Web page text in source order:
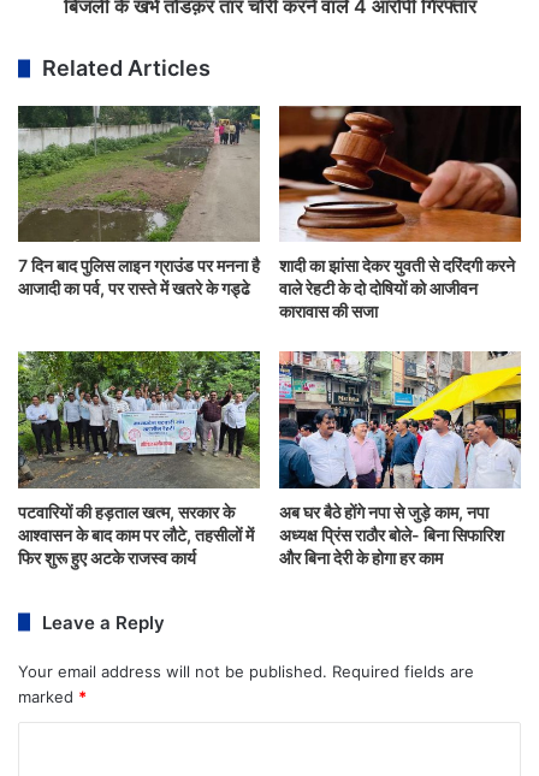
बिजली के खंभे तोडक़र तार चोरी करने वाले 4 आरोपी गिरफ्तार
Related Articles
7 दिन बाद पुलिस लाइन ग्राउंड पर मनना है
आजादी का पर्व, पर रास्ते में खतरे के गड्ढे
शादी का झांसा देकर युवती से दरिंदगी करने
वाले रेहटी के दो दोषियों को आजीवन
कारावास की सजा
पटवारियों की हड़ताल खत्म, सरकार के
आश्वासन के बाद काम पर लौटे, तहसीलों में
फिर शुरू हुए अटके राजस्व कार्य
अब घर बैठे होंगे नपा से जुड़े काम, नपा
अध्यक्ष प्रिंस राठौर बोले- बिना सिफारिश
और बिना देरी के होगा हर काम
Leave a Reply
Your email address will not be published. Required fields are
marked *